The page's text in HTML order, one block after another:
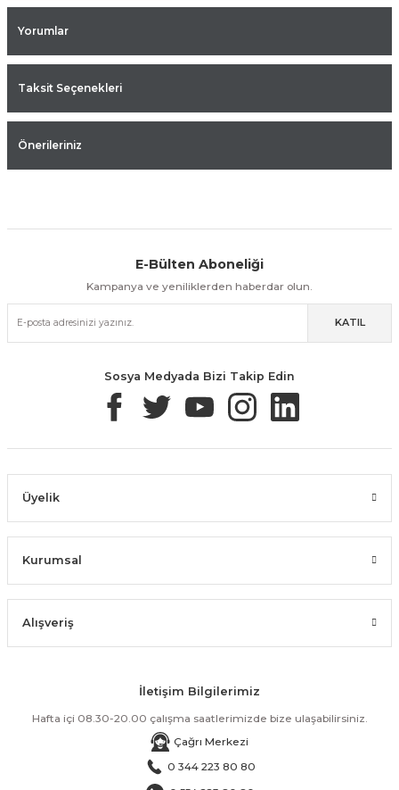
Yorumlar
Taksit Seçenekleri
Önerileriniz
Kolay İade & Değişim Güvenli Alışveriş
Güvenli Paketleme Taksit / Havale İle Alışveriş Kolay İade & Değişim
E-Bülten Aboneliği
Kampanya ve yeniliklerden haberdar olun.
KATIL
Sosya Medyada Bizi Takip Edin
Üyelik
Kurumsal
Alışveriş
İletişim Bilgilerimiz
Hafta içi 08.30-20.00 çalışma saatlerimizde bize ulaşabilirsiniz.
Çağrı Merkezi
0 344 223 80 80